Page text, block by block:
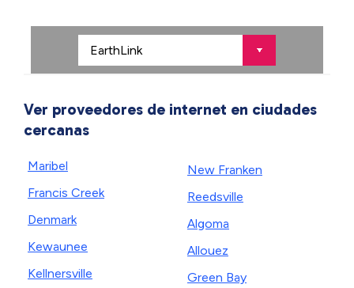
Ver proveedores de internet en ciudades
cercanas
Maribel
Francis Creek
Denmark
Kewaunee
Kellnersville
New Franken
Reedsville
Algoma
Allouez
Green Bay